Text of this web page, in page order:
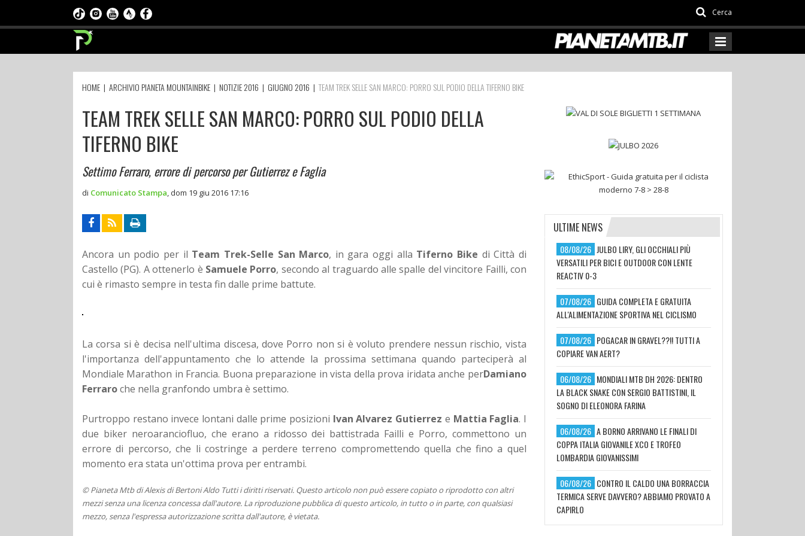
Cerca
HOME | ARCHIVIO PIANETA MOUNTAINBIKE | NOTIZIE 2016 | GIUGNO 2016 | TEAM TREK SELLE SAN MARCO: PORRO SUL PODIO DELLA TIFERNO BIKE
TEAM TREK SELLE SAN MARCO: PORRO SUL PODIO DELLA
TIFERNO BIKE
Settimo Ferraro, errore di percorso per Gutierrez e Faglia
di Comunicato Stampa dom 19 giu 2016 17:16
Ancora un podio per il Team Trek-Selle San Marco, in gara oggi alla Tiferno Bike di Città di
Castello (PG). A ottenerlo è Samuele Porro, secondo al traguardo alle spalle del vincitore Failli, con
cui è rimasto sempre in testa fin dalle prime battute.
La corsa si è decisa nell'ultima discesa, dove Porro non si è voluto prendere nessun rischio, vista
l'importanza dell'appuntamento che lo attende la prossima settimana quando parteciperà al
Mondiale Marathon in Francia. Buona preparazione in vista della prova iridata anche perDamiano
Ferraroche nella granfondo umbra è settimo.
Purtroppo restano invece lontani dalle prime posizioni Ivan Alvarez Gutierrez e Mattia Faglia. I
due biker neroaranciofluo, che erano a ridosso dei battistrada Failli e Porro, commettono un
errore di percorso, che li costringe a perdere terreno compromettendo quella che fino a quel
momento era stata un'ottima prova per entrambi.
© Pianeta Mtb di Alexis di Bertoni Aldo Tutti i diritti riservati. Questo articolo non può essere copiato o riprodotto con altri
mezzi senza una licenza concessa dall'autore. La riproduzione pubblica di questo articolo, in tutto o in parte, con qualsiasi
mezzo, senza l'espressa autorizzazione scritta dall'autore, è vietata.
ULTIME NEWS
08/08/26 JULBO LIRY, GLI OCCHIALI PIÙ
VERSATILI PER BICI E OUTDOOR CON LENTE
REACTIV 0-3
07/08/26 GUIDA COMPLETA E GRATUITA
ALL'ALIMENTAZIONE SPORTIVA NEL CICLISMO
07/08/26 POGACAR IN GRAVEL??!! TUTTI A
COPIARE VAN AERT?
06/08/26 MONDIALI MTB DH 2026: DENTRO
LA BLACK SNAKE CON SERGIO BATTISTINI, IL
SOGNO DI ELEONORA FARINA
06/08/26 A BORNO ARRIVANO LE FINALI DI
COPPA ITALIA GIOVANILE XCO E TROFEO
LOMBARDIA GIOVANISSIMI
06/08/26 CONTRO IL CALDO UNA BORRACCIA
TERMICA SERVE DAVVERO? ABBIAMO PROVATO A
CAPIRLO